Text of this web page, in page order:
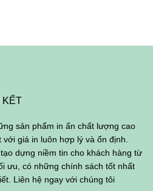
KẾT
sản phẩm in ấn chất lượng cao
giá in luôn hợp lý và ổn định.
dựng niềm tin cho khách hàng từ
ưu, có những chính sách tốt nhất
Liên hệ ngay với chúng tôi